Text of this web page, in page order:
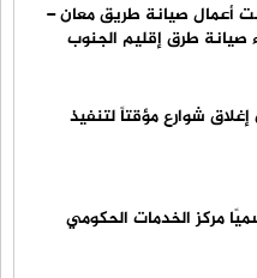
أعمال صيانة طريق معان –
صيانة طرق إقليم الجنوب
شوارع مؤقتاً لتنفيذ
مركز الخدمات الحكومي